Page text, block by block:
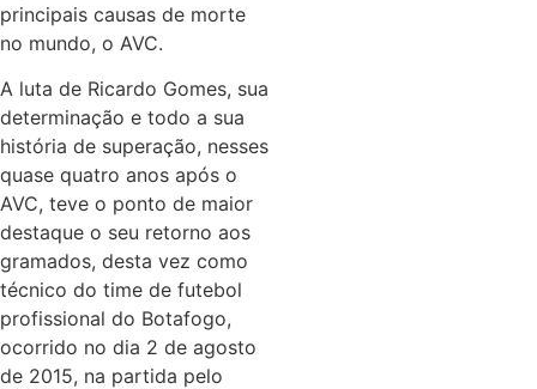
principais causas de morte
no mundo, o AVC.
A luta de Ricardo Gomes, sua
determinação e todo a sua
história de superação, nesses
quase quatro anos após o
AVC, teve o ponto de maior
destaque o seu retorno aos
gramados, desta vez como
técnico do time de futebol
profissional do Botafogo,
ocorrido no dia 2 de agosto
de 2015, na partida pelo